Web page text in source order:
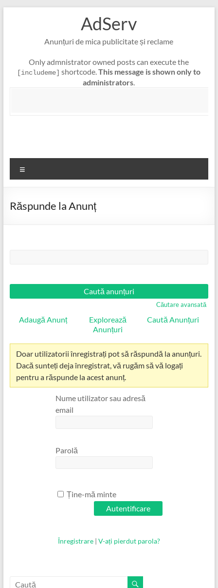
AdServ
Anunțuri de mica publicitate și reclame
Only admnistrator owned posts can execute the
[includeme] shortcode.This message is shown only to
administrators.
Răspunde la Anunț
Căutare avansată
Adaugă Anunț
Explorează
Anunțuri
Caută Anunțuri
Doar utilizatorii înregistrați pot să răspundă la anunțuri.
Dacă sunteți deja înregistrat, vă rugăm să vă logați
pentru a răspunde la acest anunț.
Nume utilizator sau adresă
email
Parolă
Ține-mă minte
Înregistrare| V-ați pierdut parola?